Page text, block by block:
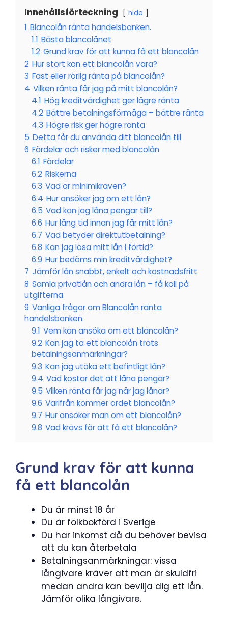
Innehållsförteckning hide
1 Blancolån ränta handelsbanken.
1.1 Bästa blancolånet
1.2 Grund krav för att kunna få ett blancolån
2 Hur stort kan ett blancolån vara?
3 Fast eller rörlig ränta på blancolån?
4 Vilken ränta får jag på mitt blancolån?
4.1 Hög kreditvärdighet ger lägre ränta
4.2 Bättre betalningsförmåga – bättre ränta
4.3 Högre risk ger högre ränta
5 Detta får du använda ditt blancolån till
6 Fördelar och risker med blancolån
6.1 Fördelar
6.2 Riskerna
6.3 Vad är minimikraven?
6.4 Hur ansöker jag om ett lån?
6.5 Vad kan jag låna pengar till?
6.6 Hur lång tid innan jag får mitt lån?
6.7 Vad betyder direktutbetalning?
6.8 Kan jag lösa mitt lån i förtid?
6.9 Hur bedöms min kreditvärdighet?
7 Jämför lån snabbt, enkelt och kostnadsfritt
8 Samla privatlån och andra lån – få koll på
utgifterna
9 Vanliga frågor om Blancolån ränta
handelsbanken.
9.1 Vem kan ansöka om ett blancolån?
9.2 Kan jag ta ett blancolån trots
betalningsanmärkningar?
9.3 Kan jag utöka ett befintligt lån?
9.4 Vad kostar det att låna pengar?
9.5 Vilken ränta får jag när jag lånar?
9.6 Varifrån kommer ordet blancolån?
9.7 Hur ansöker man om ett blancolån?
9.8 Vad krävs för att få ett blancolån?
Grund krav för att kunna
få ett blancolån
Du är minst 18 år
Du är folkbokförd i Sverige
Du har inkomst då du behöver bevisa
att du kan återbetala
Betalningsanmärkningar: vissa
långivare kräver att man är skuldfri
medan andra kan bevilja dig ett lån.
Jämför olika långivare.